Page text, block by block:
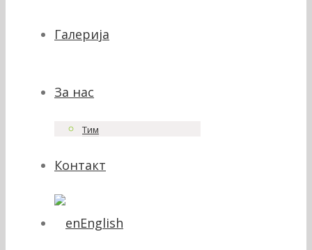
Галерија
За нас
Тим
Контакт
English